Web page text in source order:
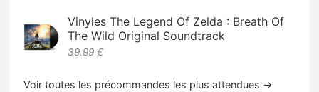
Vinyles The Legend Of Zelda : Breath Of
The Wild Original Soundtrack
39.99 €
Voir toutes les précommandes les plus attendues →